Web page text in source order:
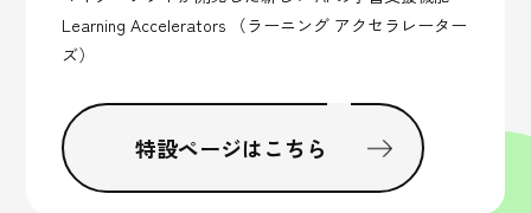
Learning Accelerators （ラーニング アクセラレーター
ズ）
特設ページはこちら